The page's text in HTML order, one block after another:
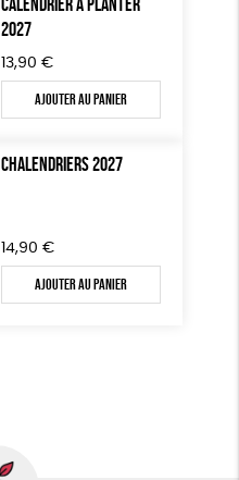
2027
13,90 €
Ajouter au panier
CHALENDRIERS 2027
14,90 €
Ajouter au panier